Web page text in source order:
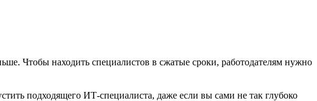
Чтобы находить специалистов в сжатые сроки, работодателям нужно
подходящего ИТ-специалиста, даже если вы сами не так глубоко